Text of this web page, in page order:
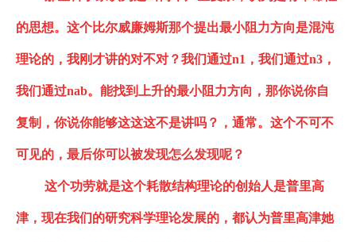
的思想。这个比尔威廉姆斯那个提出最小阻力方向是混沌
理论的，我刚才讲的对不对？我们通过n1，我们通过n3，
我们通过nab。能找到上升的最小阻力方向，那你说你自
复制，你说你能够这这这不是讲吗？，通常。这个不可不
可见的，最后你可以被发现怎么发现呢？
这个功劳就是这个耗散结构理论的创始人是普里高
津，现在我们的研究科学理论发展的，都认为普里高津她